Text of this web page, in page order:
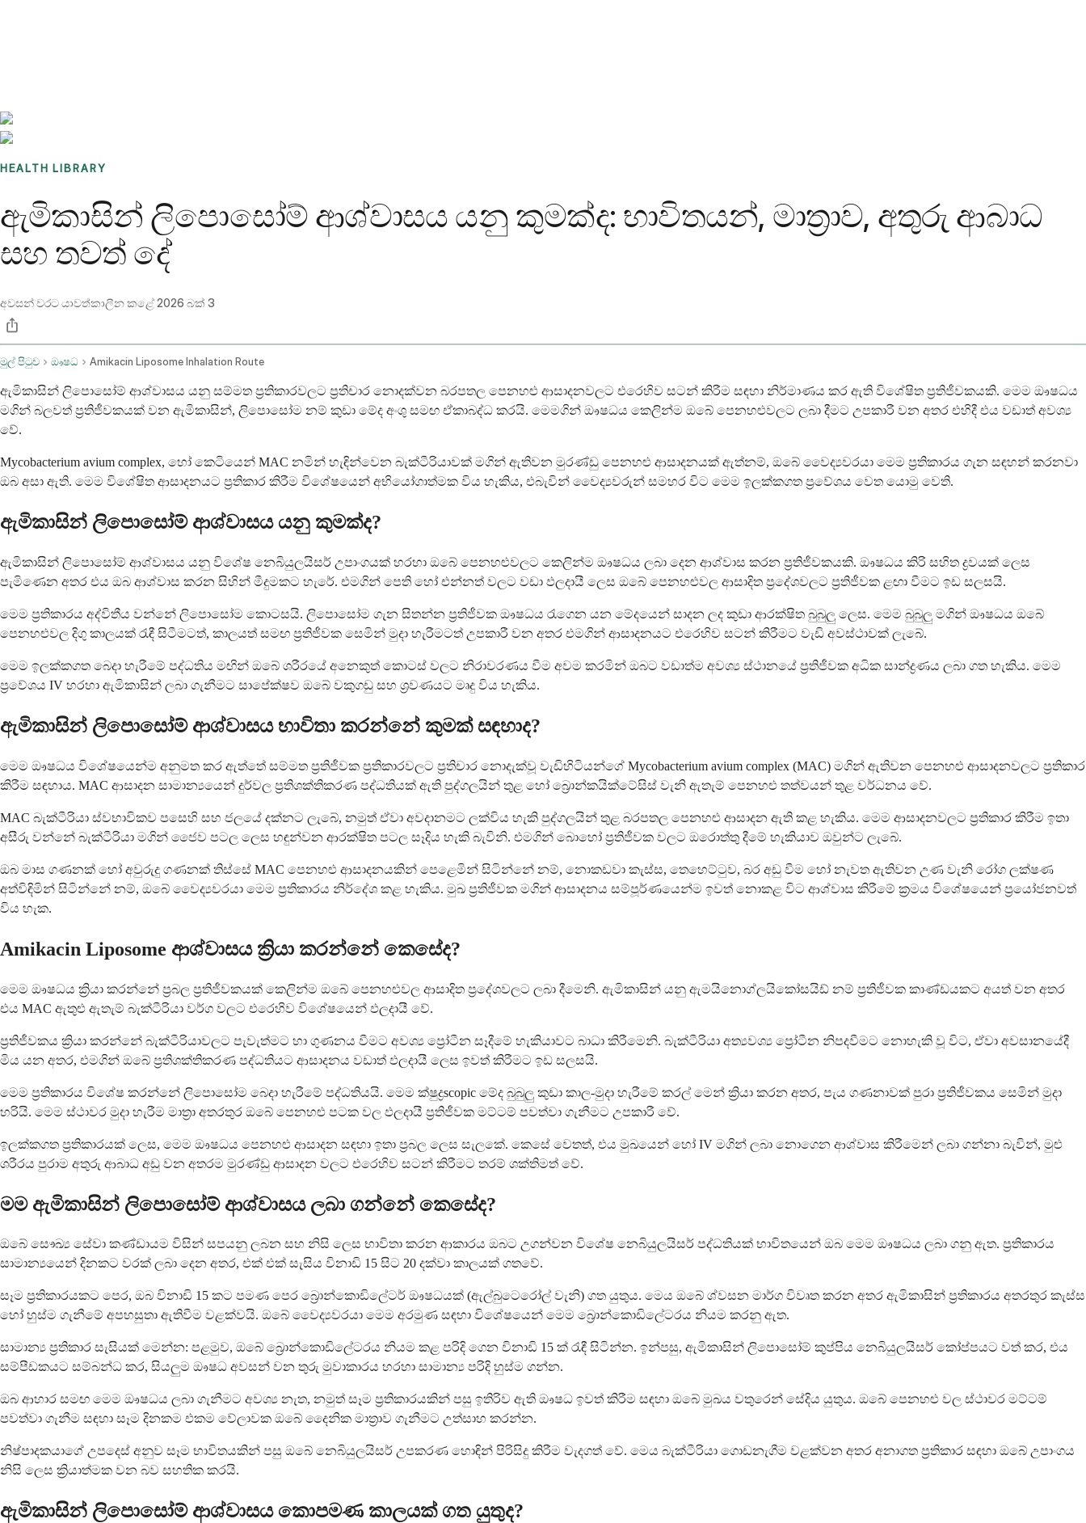
HEALTH LIBRARY
ඇමිකාසින් ලිපොසෝම් ආශ්වාසය යනු කුමක්ද: භාවිතයන්, මාත්‍රාව, අතුරු ආබාධ
සහ තවත් දේ
අවසන් වරට යාවත්කාලීන කළේ2026 බක් 3
මුල් පිටුව ඖෂධ Amikacin Liposome Inhalation Route
ඇමිකාසින් ලිපොසෝම් ආශ්වාසය යනු සම්මත ප්‍රතිකාරවලට ප්‍රතිචාර නොදක්වන බරපතල පෙනහළු ආසාදනවලට එරෙහිව සටන් කිරීම සඳහා නිර්මාණය කර ඇති විශේෂිත ප්‍රතිජීවකයකි. මෙම ඖෂධය
මගින් බලවත් ප්‍රතිජීවකයක් වන ඇමිකාසින්, ලිපොසෝම නම් කුඩා මේද අංශු සමඟ ඒකාබද්ධ කරයි. මෙමගින් ඖෂධය කෙලින්ම ඔබේ පෙනහළුවලට ලබා දීමට උපකාරී වන අතර එහිදී එය වඩාත් අවශ්‍ය
වේ.
Mycobacterium avium complex, හෝ කෙටියෙන් MAC නමින් හැඳින්වෙන බැක්ටීරියාවක් මගින් ඇතිවන මුරණ්ඩු පෙනහළු ආසාදනයක් ඇත්නම්, ඔබේ වෛද්‍යවරයා මෙම ප්‍රතිකාරය ගැන සඳහන් කරනවා
ඔබ අසා ඇති. මෙම විශේෂිත ආසාදනයට ප්‍රතිකාර කිරීම විශේෂයෙන් අභියෝගාත්මක විය හැකිය, එබැවින් වෛද්‍යවරුන් සමහර විට මෙම ඉලක්කගත ප්‍රවේශය වෙත යොමු වෙති.
ඇමිකාසින් ලිපොසෝම් ආශ්වාසය යනු කුමක්ද?
ඇමිකාසින් ලිපොසෝම් ආශ්වාසය යනු විශේෂ නෙබියුලයිසර් උපාංගයක් හරහා ඔබේ පෙනහළුවලට කෙලින්ම ඖෂධය ලබා දෙන ආශ්වාස කරන ප්‍රතිජීවකයකි. ඖෂධය කිරි සහිත ද්‍රවයක් ලෙස
පැමිණෙන අතර එය ඔබ ආශ්වාස කරන සිහින් මීදුමකට හැරේ. එමගින් පෙති හෝ එන්නත් වලට වඩා ඵලදායී ලෙස ඔබේ පෙනහළුවල ආසාදිත ප්‍රදේශවලට ප්‍රතිජීවක ළඟා වීමට ඉඩ සලසයි.
මෙම ප්‍රතිකාරය අද්විතීය වන්නේ ලිපොසෝම කොටසයි. ලිපොසෝම ගැන සිතන්න ප්‍රතිජීවක ඖෂධය රැගෙන යන මේදයෙන් සාදන ලද කුඩා ආරක්ෂිත බුබුලු ලෙස. මෙම බුබුලු මගින් ඖෂධය ඔබේ
පෙනහළුවල දිගු කාලයක් රැඳී සිටීමටත්, කාලයත් සමඟ ප්‍රතිජීවක සෙමින් මුදා හැරීමටත් උපකාරී වන අතර එමගින් ආසාදනයට එරෙහිව සටන් කිරීමට වැඩි අවස්ථාවක් ලැබේ.
මෙම ඉලක්කගත බෙදා හැරීමේ පද්ධතිය මඟින් ඔබේ ශරීරයේ අනෙකුත් කොටස් වලට නිරාවරණය වීම අවම කරමින් ඔබට වඩාත්ම අවශ්‍ය ස්ථානයේ ප්‍රතිජීවක අධික සාන්ද්‍රණය ලබා ගත හැකිය. මෙම
ප්‍රවේශය IV හරහා ඇමිකාසින් ලබා ගැනීමට සාපේක්ෂව ඔබේ වකුගඩු සහ ශ්‍රවණයට මෘදු විය හැකිය.
ඇමිකාසින් ලිපොසෝම් ආශ්වාසය භාවිතා කරන්නේ කුමක් සඳහාද?
මෙම ඖෂධය විශේෂයෙන්ම අනුමත කර ඇත්තේ සම්මත ප්‍රතිජීවක ප්‍රතිකාරවලට ප්‍රතිචාර නොදැක්වූ වැඩිහිටියන්ගේ Mycobacterium avium complex (MAC) මගින් ඇතිවන පෙනහළු ආසාදනවලට ප්‍රතිකාර
කිරීම සඳහාය. MAC ආසාදන සාමාන්‍යයෙන් දුර්වල ප්‍රතිශක්තිකරණ පද්ධතියක් ඇති පුද්ගලයින් තුළ හෝ බ්‍රොන්කයික්ටේසිස් වැනි ඇතැම් පෙනහළු තත්වයන් තුළ වර්ධනය වේ.
MAC බැක්ටීරියා ස්වභාවිකව පසෙහි සහ ජලයේ දක්නට ලැබේ, නමුත් ඒවා අවදානමට ලක්විය හැකි පුද්ගලයින් තුළ බරපතල පෙනහළු ආසාදන ඇති කළ හැකිය. මෙම ආසාදනවලට ප්‍රතිකාර කිරීම ඉතා
අසීරු වන්නේ බැක්ටීරියා මගින් ජෛව පටල ලෙස හඳුන්වන ආරක්ෂිත පටල සෑදිය හැකි බැවිනි. එමගින් බොහෝ ප්‍රතිජීවක වලට ඔරොත්තු දීමේ හැකියාව ඔවුන්ට ලැබේ.
ඔබ මාස ගණනක් හෝ අවුරුදු ගණනක් තිස්සේ MAC පෙනහළු ආසාදනයකින් පෙළෙමින් සිටින්නේ නම්, නොකඩවා කැස්ස, තෙහෙට්ටුව, බර අඩු වීම හෝ නැවත ඇතිවන උණ වැනි රෝග ලක්ෂණ
අත්විඳිමින් සිටින්නේ නම්, ඔබේ වෛද්‍යවරයා මෙම ප්‍රතිකාරය නිර්දේශ කළ හැකිය. මුඛ ප්‍රතිජීවක මගින් ආසාදනය සම්පූර්ණයෙන්ම ඉවත් නොකළ විට ආශ්වාස කිරීමේ ක්‍රමය විශේෂයෙන් ප්‍රයෝජනවත්
විය හැක.
Amikacin Liposome ආශ්වාසය ක්‍රියා කරන්නේ කෙසේද?
මෙම ඖෂධය ක්‍රියා කරන්නේ ප්‍රබල ප්‍රතිජීවකයක් කෙලින්ම ඔබේ පෙනහළුවල ආසාදිත ප්‍රදේශවලට ලබා දීමෙනි. ඇමිකාසින් යනු ඇමයිනොග්ලයිකෝසයිඩ් නම් ප්‍රතිජීවක කාණ්ඩයකට අයත් වන අතර
එය MAC ඇතුළු ඇතැම් බැක්ටීරියා වර්ග වලට එරෙහිව විශේෂයෙන් ඵලදායී වේ.
ප්‍රතිජීවකය ක්‍රියා කරන්නේ බැක්ටීරියාවලට පැවැත්මට හා ගුණනය වීමට අවශ්‍ය ප්‍රෝටීන සෑදීමේ හැකියාවට බාධා කිරීමෙනි. බැක්ටීරියා අත්‍යවශ්‍ය ප්‍රෝටීන නිපදවීමට නොහැකි වූ විට, ඒවා අවසානයේදී
මිය යන අතර, එමගින් ඔබේ ප්‍රතිශක්තිකරණ පද්ධතියට ආසාදනය වඩාත් ඵලදායී ලෙස ඉවත් කිරීමට ඉඩ සලසයි.
මෙම ප්‍රතිකාරය විශේෂ කරන්නේ ලිපොසෝම බෙදා හැරීමේ පද්ධතියයි. මෙම ක්ෂුද්‍රscopic මේද බුබුලු කුඩා කාල-මුදා හැරීමේ කරල් මෙන් ක්‍රියා කරන අතර, පැය ගණනාවක් පුරා ප්‍රතිජීවකය සෙමින් මුදා
හරියි. මෙම ස්ථාවර මුදා හැරීම මාත්‍රා අතරතුර ඔබේ පෙනහළු පටක වල ඵලදායී ප්‍රතිජීවක මට්ටම් පවත්වා ගැනීමට උපකාරී වේ.
ඉලක්කගත ප්‍රතිකාරයක් ලෙස, මෙම ඖෂධය පෙනහළු ආසාදන සඳහා ඉතා ප්‍රබල ලෙස සැලකේ. කෙසේ වෙතත්, එය මුඛයෙන් හෝ IV මගින් ලබා නොගෙන ආශ්වාස කිරීමෙන් ලබා ගන්නා බැවින්, මුළු
ශරීරය පුරාම අතුරු ආබාධ අඩු වන අතරම මුරණ්ඩු ආසාදන වලට එරෙහිව සටන් කිරීමට තරම් ශක්තිමත් වේ.
මම ඇමිකාසින් ලිපොසෝම් ආශ්වාසය ලබා ගන්නේ කෙසේද?
ඔබේ සෞඛ්‍ය සේවා කණ්ඩායම විසින් සපයනු ලබන සහ නිසි ලෙස භාවිතා කරන ආකාරය ඔබට උගන්වන විශේෂ නෙබියුලයිසර් පද්ධතියක් භාවිතයෙන් ඔබ මෙම ඖෂධය ලබා ගනු ඇත. ප්‍රතිකාරය
සාමාන්‍යයෙන් දිනකට වරක් ලබා දෙන අතර, එක් එක් සැසිය විනාඩි 15 සිට 20 දක්වා කාලයක් ගතවේ.
සෑම ප්‍රතිකාරයකට පෙර, ඔබ විනාඩි 15 කට පමණ පෙර බ්‍රොන්කොඩිලේටර් ඖෂධයක් (ඇල්බුටෙරෝල් වැනි) ගත යුතුය. මෙය ඔබේ ශ්වසන මාර්ග විවෘත කරන අතර ඇමිකාසින් ප්‍රතිකාරය අතරතුර කැස්ස
හෝ හුස්ම ගැනීමේ අපහසුතා ඇතිවීම වළක්වයි. ඔබේ වෛද්‍යවරයා මෙම අරමුණ සඳහා විශේෂයෙන් මෙම බ්‍රොන්කොඩිලේටරය නියම කරනු ඇත.
සාමාන්‍ය ප්‍රතිකාර සැසියක් මෙන්න: පළමුව, ඔබේ බ්‍රොන්කොඩිලේටරය නියම කළ පරිදි ගෙන විනාඩි 15 ක් රැඳී සිටින්න. ඉන්පසු, ඇමිකාසින් ලිපොසෝම් කුප්පිය නෙබියුලයිසර් කෝප්පයට වත් කර, එය
සම්පීඩකයට සම්බන්ධ කර, සියලුම ඖෂධ අවසන් වන තුරු මුවාකාරය හරහා සාමාන්‍ය පරිදි හුස්ම ගන්න.
ඔබ ආහාර සමඟ මෙම ඖෂධය ලබා ගැනීමට අවශ්‍ය නැත, නමුත් සෑම ප්‍රතිකාරයකින් පසු ඉතිරිව ඇති ඖෂධ ඉවත් කිරීම සඳහා ඔබේ මුඛය වතුරෙන් සේදිය යුතුය. ඔබේ පෙනහළු වල ස්ථාවර මට්ටම්
පවත්වා ගැනීම සඳහා සෑම දිනකම එකම වේලාවක ඔබේ දෛනික මාත්‍රාව ගැනීමට උත්සාහ කරන්න.
නිෂ්පාදකයාගේ උපදෙස් අනුව සෑම භාවිතයකින් පසු ඔබේ නෙබියුලයිසර් උපකරණ හොඳින් පිරිසිදු කිරීම වැදගත් වේ. මෙය බැක්ටීරියා ගොඩනැගීම වළක්වන අතර අනාගත ප්‍රතිකාර සඳහා ඔබේ උපාංගය
නිසි ලෙස ක්‍රියාත්මක වන බව සහතික කරයි.
ඇමිකාසින් ලිපොසෝම් ආශ්වාසය කොපමණ කාලයක් ගත යුතුද?